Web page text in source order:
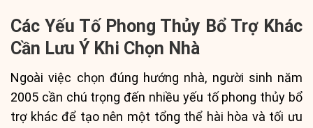
Các Yếu Tố Phong Thủy Bổ Trợ Khác
Cần Lưu Ý Khi Chọn Nhà
Ngoài việc chọn đúng hướng nhà, người sinh năm
2005 cần chú trọng đến nhiều yếu tố phong thủy bổ
trợ khác để tạo nên một tổng thể hài hòa và tối ưu